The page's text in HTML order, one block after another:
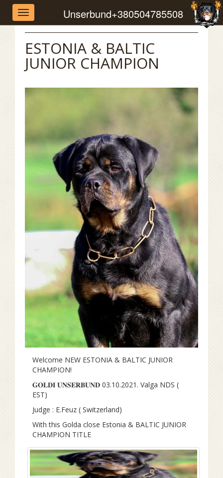
Toggle
navigation
Unserbund+380504785508
ESTONIA & BALTIC
JUNIOR CHAMPION
Welcome NEW ESTONIA & BALTIC JUNIOR
CHAMPION!
𝐆𝐎𝐋𝐃𝐈 𝐔𝐍𝐒𝐄𝐑𝐁𝐔𝐍𝐃 03.10.2021. Valga NDS (
EST)
Judge : E.Feuz ( Switzerland)
With this Golda close Estonia & BALTIC JUNIOR
CHAMPION TITLE